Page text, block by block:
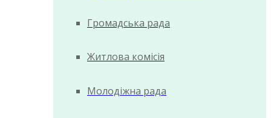
Громадська рада
Житлова комісія
Молодіжна рада